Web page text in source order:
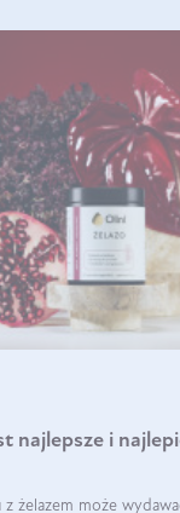
najlepsze i
żelazem może